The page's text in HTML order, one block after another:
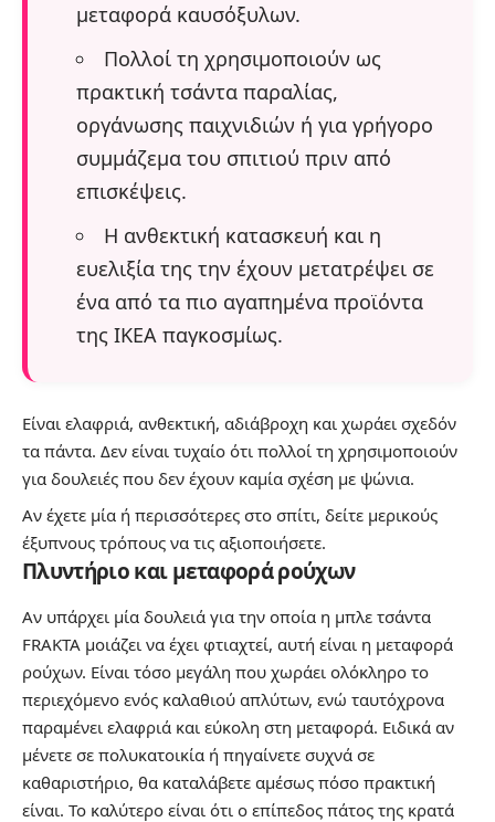
μεταφορά καυσόξυλων.
Πολλοί τη χρησιμοποιούν ως
πρακτική τσάντα παραλίας,
οργάνωσης παιχνιδιών ή για γρήγορο
συμμάζεμα του σπιτιού πριν από
επισκέψεις.
Η ανθεκτική κατασκευή και η
ευελιξία της την έχουν μετατρέψει σε
ένα από τα πιο αγαπημένα προϊόντα
της IKEA παγκοσμίως.
Είναι ελαφριά, ανθεκτική, αδιάβροχη και χωράει σχεδόν
τα πάντα. Δεν είναι τυχαίο ότι πολλοί τη χρησιμοποιούν
για δουλειές που δεν έχουν καμία σχέση με ψώνια.
Αν έχετε μία ή περισσότερες στο σπίτι, δείτε μερικούς
έξυπνους τρόπους να τις αξιοποιήσετε.
Πλυντήριο και μεταφορά ρούχων
Αν υπάρχει μία δουλειά για την οποία η μπλε τσάντα
FRAKTA μοιάζει να έχει φτιαχτεί, αυτή είναι η μεταφορά
ρούχων. Είναι τόσο μεγάλη που χωράει ολόκληρο το
περιεχόμενο ενός καλαθιού απλύτων, ενώ ταυτόχρονα
παραμένει ελαφριά και εύκολη στη μεταφορά. Ειδικά αν
μένετε σε πολυκατοικία ή πηγαίνετε συχνά σε
καθαριστήριο, θα καταλάβετε αμέσως πόσο πρακτική
είναι. Το καλύτερο είναι ότι ο επίπεδος πάτος της κρατά